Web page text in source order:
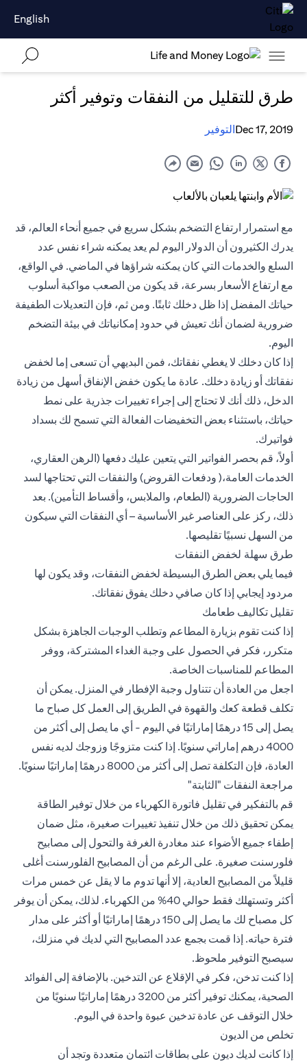
English
طرق للتقليل من النفقات وتوفير أكثر
Dec 17, 2019التوفير
مع استمرار ارتفاع التضخم بشكل سريع في جميع أنحاء العالم، قد
يدرك الكثيرون أن الدولار اليوم لم يعد يمكنه شراء نفس عدد
السلع والخدمات التي كان يمكنه شراؤها في الماضي. في الواقع،
مع ارتفاع الأسعار بسرعة، قد يكون من الصعب مواكبة أسلوب
حياتك المفضل إذا ظل دخلك ثابتًا. ومن ثم، فإن التعديلات الطفيفة
ضرورية لضمان أنك تعيش في حدود إمكانياتك في بيئة التضخم
اليوم.
إذا كان دخلك لا يغطي نفقاتك، فمن البديهي أن تسعى إما لخفض
نفقاتك أو زيادة دخلك. عادة ما يكون خفض الإنفاق أسهل من زيادة
الدخل، ذلك أنك لا تحتاج إلى إجراء تغييرات جذرية على نمط
حياتك، باستثناء بعض التخفيضات الفعالة التي تسمح لك بسداد
فواتيرك.
أولاً، قم بحصر الفواتير التي يتعين عليك دفعها (الرهن العقاري،
الخدمات العامة،( ودفعات القروض) والنفقات التي تحتاجها لسد
الحاجات الضرورية (الطعام، والملابس، وأقساط التأمين). بعد
ذلك، ركز على العناصر غير الأساسية – أي النفقات التي سيكون
من السهل نسبيًا تقليصها.
طرق سهلة لخفض النفقات
فيما يلي بعض الطرق البسيطة لخفض النفقات، وقد يكون لها
مردود إيجابي إذا كان صافي دخلك يفوق نفقاتك.
تقليل تكاليف طعامك
إذا كنت تقوم بزيارة المطاعم وتطلب الوجبات الجاهزة بشكل
متكرر، فكر في الحصول على وجبة الغداء المشتركة، ووفر
المطاعم للمناسبات الخاصة.
اجعل من العادة أن تتناول وجبة الإفطار في المنزل. يمكن أن
تكلف قطعة كعك والقهوة في الطريق إلى العمل كل صباح ما
يصل إلى 15 درهمًا إماراتيًا في اليوم - أي ما يصل إلى أكثر من
4000 درهم إماراتي سنويًا. إذا كنت متزوجًا وزوجك لديه نفس
العادة، فإن التكلفة تصل إلى أكثر من 8000 درهمًا إماراتيًا سنويًا.
مراجعة النفقات "الثابتة"
قم بالتفكير في تقليل فاتورة الكهرباء من خلال توفير الطاقة
يمكن تحقيق ذلك من خلال تنفيذ تغييرات صغيرة، مثل ضمان
إطفاء جميع الأضواء عند مغادرة الغرفة والتحول إلى مصابيح
فلورسنت صغيرة. على الرغم من أن المصابيح الفلورسنت أغلى
قليلاً من المصابيح العادية، إلا أنها تدوم ما لا يقل عن خمس مرات
أكثر وتستهلك فقط حوالي 40% من الكهرباء. لذلك، يمكن أن يوفر
كل مصباح لك ما يصل إلى 150 درهمًا إماراتيًا أو أكثر على مدار
فترة حياته. إذا قمت بجمع عدد المصابيح التي لديك في منزلك،
سيصبح التوفير ملحوظ.
إذا كنت تدخن، فكر في الإقلاع عن التدخين. بالإضافة إلى الفوائد
الصحية، يمكنك توفير أكثر من 3200 درهمًا إماراتيًا سنويًا من
خلال التوقف عن عادة تدخين عبوة واحدة في اليوم.
تخلص من الديون
إذا كانت لديك ديون على بطاقات ائتمان متعددة وتجد أن